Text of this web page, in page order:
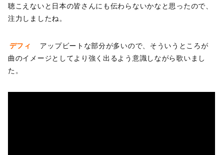
聴こえないと日本の皆さんにも伝わらないかなと思ったので、
注力しましたね。
デフィ
アップビートな部分が多いので、そういうところが
曲のイメージとしてより強く出るよう意識しながら歌いまし
た。